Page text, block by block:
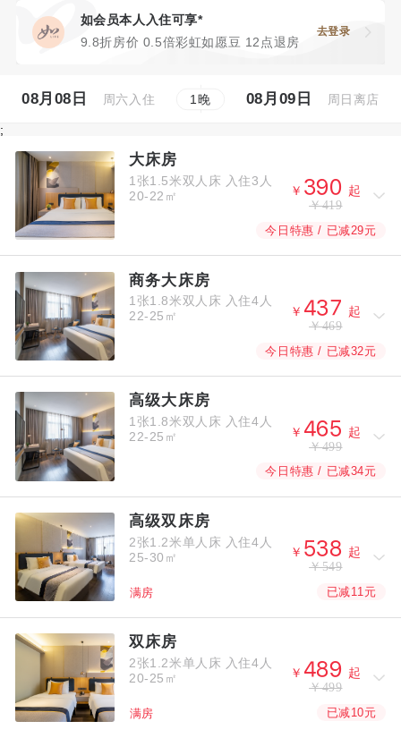
如会员本人入住可享*
9.8折房价 0.5倍彩虹如愿豆 12点退房
去登录
08月08日 周六入住 1晚 08月09日 周日离店
;
大床房
1张1.5米双人床 入住3人
20-22㎡
￥ 
起
￥419
今日特惠 / 已减29元
商务大床房
1张1.8米双人床 入住4人
22-25㎡
￥  
起
￥469
今日特惠 / 已减32元
高级大床房
1张1.8米双人床 入住4人
22-25㎡
￥ 
起
￥499
今日特惠 / 已减34元
高级双床房
2张1.2米单人床 入住4人
25-30㎡
￥ 
起
￥549
满房 已减11元
双床房
2张1.2米单人床 入住4人
20-25㎡
￥ 
起
￥499
满房 已减10元